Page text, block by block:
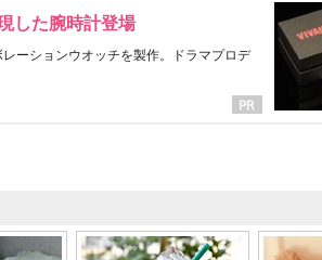
した腕時計登場
ーションウオッチを製作。ドラマプロデ